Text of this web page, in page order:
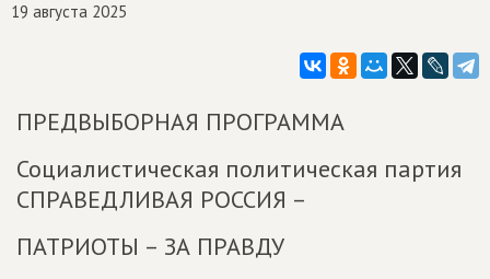
19 августа 2025
ПРЕДВЫБОРНАЯ ПРОГРАММА
Социалистическая политическая партия
СПРАВЕДЛИВАЯ РОССИЯ –
ПАТРИОТЫ – ЗА ПРАВДУ